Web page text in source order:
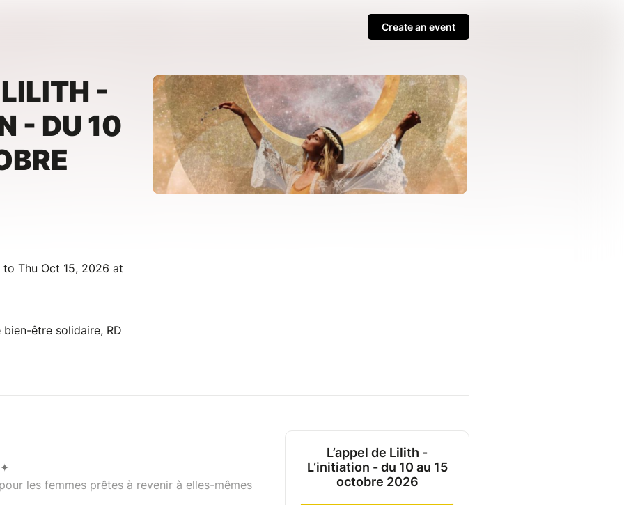
Create an event
LILITH -
- DU 10
Thu Oct 15, 2026 at
être solidaire, RD
les femmes prêtes à revenir à elles-mêmes
L’appel de Lilith -
L’initiation - du 10 au 15
octobre 2026